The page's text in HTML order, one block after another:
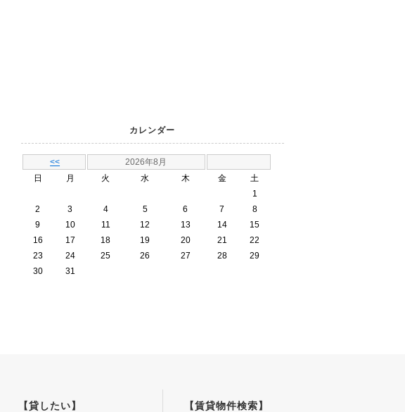
カレンダー
<<
2026年8月
日
月 火 水 木 金
土
1
2
3 4 5 6 7
8
9
10 11 12 13 14
15
16
17 18 19 20 21
22
23
24 25 26 27 28
29
30
31
【貸したい】
【賃貸物件検索】